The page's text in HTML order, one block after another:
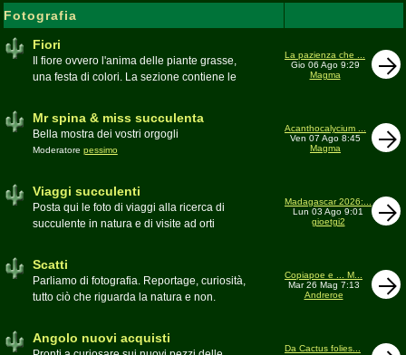
Fotografia
Fiori
Il fiore ovvero l'anima delle piante grasse,
una festa di colori. La sezione contiene le
La pazienza che ...
Gio 06 Ago 9:29
Magma
Mr spina & miss succulenta
Bella mostra dei vostri orgogli
Moderatore pessimo
Acanthocalycium ...
Ven 07 Ago 8:45
Magma
Viaggi succulenti
Posta qui le foto di viaggi alla ricerca di
succulente in natura e di visite ad orti
Madagascar 2026:...
Lun 03 Ago 9:01
gioetgi2
Scatti
Parliamo di fotografia. Reportage, curiosità,
tutto ciò che riguarda la natura e non.
Copiapoe e ... M...
Mar 26 Mag 7:13
Andreroe
Angolo nuovi acquisti
Da Cactus folies...